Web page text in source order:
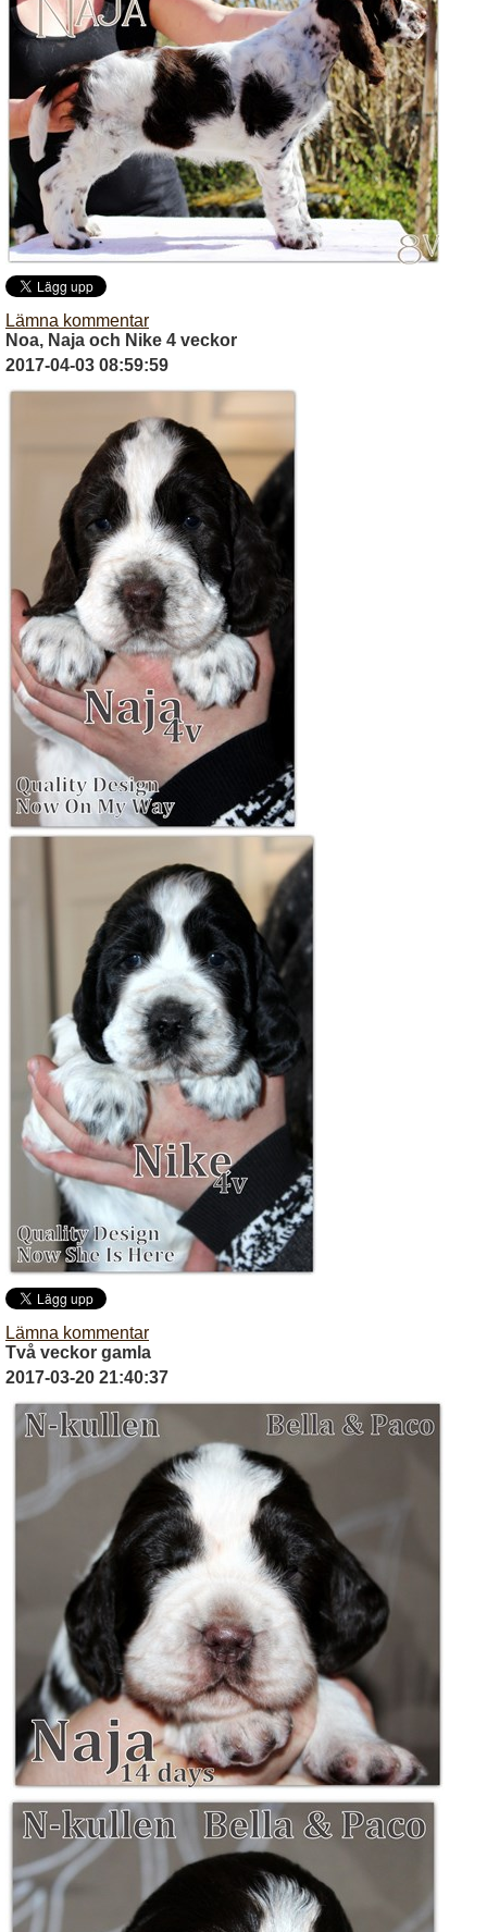
Lämna kommentar
Noa, Naja och Nike 4 veckor
2017-04-03 08:59:59
Lämna kommentar
Två veckor gamla
2017-03-20 21:40:37